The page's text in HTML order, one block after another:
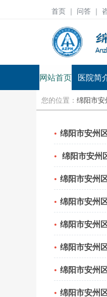
首页 ｜ 问答 ｜
网站首页 医院简
您的位置： 绵阳市
绵阳市安州
绵阳市安州
绵阳市安州
绵阳市安州
绵阳市安州
绵阳市安州
绵阳市安州
绵阳市安州